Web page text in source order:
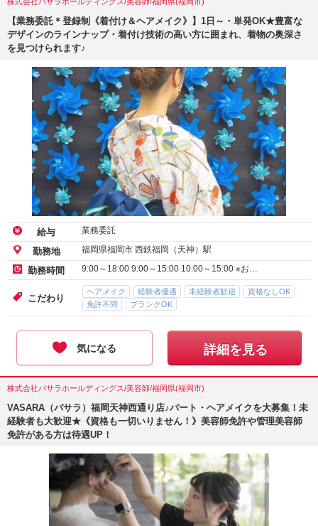
【業務委託＊登録制《着付け＆ヘアメイク》】1日～・単発OK★豊富な
デザインのラインナップ・着付け技術の高い方に囲まれ、着物の奥深さ
を見つけられます♪
給与 業務委託
勤務地 福岡県福岡市 西鉄福岡（天神）駅
勤務時間 9:00～18:00 9:00～15:00 10:00～15:00 ※お…
こだわり
ヘアメイク 経験者優遇 未経験者歓迎
資格なしOK
免許不問
ブランクOK
気になる 詳細を見る
株式会社バサラホールディングス/美容師/福岡県(福岡市)
VASARA（バサラ）福岡天神西通り店♪パート・ヘアメイクを大募集！未
経験者も大歓迎★《資格も一切いりません！》美容師免許や管理美容師
免許がある方は待遇UP！